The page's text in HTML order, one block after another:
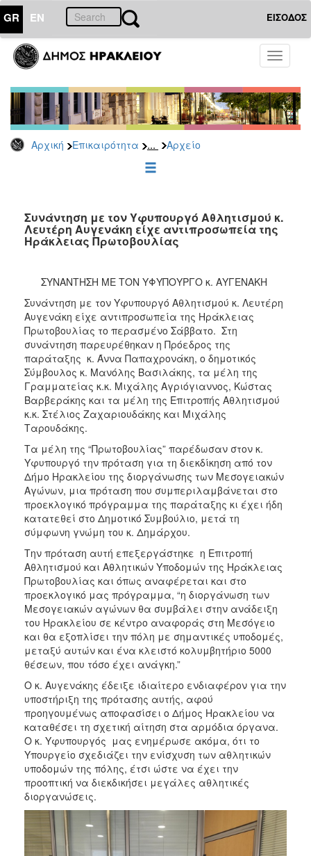
GR EN ΕΙΣΟΔΟΣ
Toggle
Αρχική Επικαιρότητα ... Αρχείο
ΕΠΙΚΑΙΡΟΤΗΤΑ
Παρατάξεις
Αρχείο
ΕΠΙΣΚΕΠΤΗΣ
ΗΡΑΚΛΕΙΟ
Συνάντηση με τον Υφυπουργό Αθλητισμού κ.
Λευτέρη Αυγενάκη είχε αντιπροσωπεία της
Ηράκλειας Πρωτοβουλίας
ΣΥΝΑΝΤΗΣΗ ΜΕ ΤΟΝ ΥΦΥΠΟΥΡΓΟ κ. ΑΥΓΕΝΑΚΗ
Συνάντηση με τον Υφυπουργό Αθλητισμού κ. Λευτέρη
Αυγενάκη είχε αντιπροσωπεία της Ηράκλειας
Πρωτοβουλίας το περασμένο Σάββατο. Στη
συνάντηση παρευρέθηκαν η Πρόεδρος της
παράταξης κ. Άννα Παπαχρονάκη, ο δημοτικός
Σύμβουλος κ. Μανόλης Βασιλάκης, τα μέλη της
Γραμματείας κ.κ. Μιχάλης Αγριόγιαννος, Κώστας
Βαρβεράκης και τα μέλη της Επιτροπής Αθλητισμού
κ.κ. Στέλιος Ζαχαριουδάκης και Μιχάλης
Ταρουδάκης.
Τα μέλη της “Πρωτοβουλίας” παρέδωσαν στον κ.
Υφυπουργό την πρόταση για τη διεκδίκηση από τον
Δήμο Ηρακλείου της διοργάνωσης των Μεσογειακών
Αγώνων, μια πρόταση που συμπεριλαμβάνεται στο
προεκλογικό πρόγραμμα της παράταξης κι έχει ήδη
κατατεθεί στο Δημοτικό Συμβούλιο, μετά τη
σύμφωνη γνώμη του κ. Δημάρχου.
Την πρόταση αυτή επεξεργάστηκε η Επιτροπή
Αθλητισμού και Αθλητικών Υποδομών της Ηράκλειας
Πρωτοβουλίας και όπως αναφέρεται και στο
προεκλογικό μας πρόγραμμα, “η διοργάνωση των
Μεσογειακών αγώνων θα συμβάλει στην ανάδειξη
του Ηρακλείου σε κέντρο αναφοράς στη Μεσόγειο
και θα εξοπλίσει την πόλη με σημαντικές υποδομές,
μεταξύ αυτών και ένα κλειστό κολυμβητήριο 5000
θέσεων, που τόσο έχει ανάγκη.”
Ο κ. Αυγενάκης έδειξε ιδιαίτερο ενδιαφέρον για την
υποστήριξη της πρότασης αυτής, αφού
προηγουμένως αποφασίσει ο Δήμος Ηρακλείου να
καταθέσει τη σχετική αίτηση στα αρμόδια όργανα.
Ο κ. Υφυπουργός μας ενημέρωσε ακόμα, ότι το
Υπουργείο σχεδιάζει την ενίσχυση των αθλητικών
υποδομών της πόλης, έτσι ώστε να έχει την
προοπτική να διεκδικήσει μεγάλες αθλητικές
διοργανώσεις.